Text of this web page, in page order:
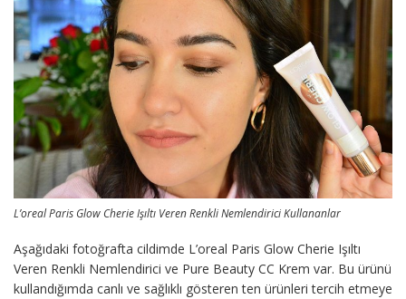
L’oreal Paris Glow Cherie Işıltı Veren Renkli Nemlendirici Kullananlar
Aşağıdaki fotoğrafta cildimde L’oreal Paris Glow Cherie Işıltı
Veren Renkli Nemlendirici ve Pure Beauty CC Krem var. Bu ürünü
kullandığımda canlı ve sağlıklı gösteren ten ürünleri tercih etmeye